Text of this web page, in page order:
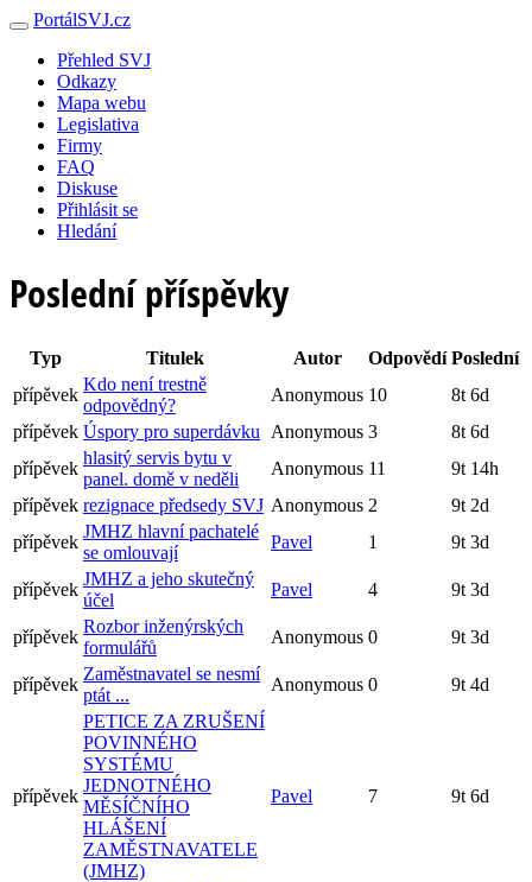
PortálSVJ.cz
Přehled SVJ
Odkazy
Mapa webu
Legislativa
Firmy
FAQ
Diskuse
Přihlásit se
Hledání
Poslední příspěvky
Typ Titulek Autor Odpovědí Poslední
přípěvek
Kdo není trestně
odpovědný?
Anonymous 10
8t 6d
přípěvek Úspory pro superdávku Anonymous 3
8t 6d
přípěvek
hlasitý servis bytu v
panel. domě v neděli
Anonymous 11
9t 14h
přípěvek rezignace předsedy SVJ Anonymous 2
9t 2d
přípěvek
JMHZ hlavní pachatelé
se omlouvají
Pavel 1 9t 3d
přípěvek
JMHZ a jeho skutečný
účel
Pavel 4 9t 3d
přípěvek
Rozbor inženýrských
formulářů
Anonymous 0 9t 3d
přípěvek
Zaměstnavatel se nesmí
ptát ...
Anonymous 0 9t 4d
přípěvek
PETICE ZA ZRUŠENÍ
POVINNÉHO
SYSTÉMU
JEDNOTNÉHO
MĚSÍČNÍHO
HLÁŠENÍ
ZAMĚSTNAVATELE
(JMHZ)
Pavel 7 9t 6d